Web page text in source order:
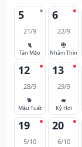
5
21/9
🐈
Tân Mão
6
22/9
🐉
Nhâm Thìn
12
28/9
🐕
Mậu Tuất
13
29/9
🐖
Kỷ Hợi
19
5/10
20
6/10